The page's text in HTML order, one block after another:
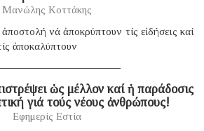
Μανώλης Κοττάκης
νά ἀποκρύπτουν τίς εἰδήσεις καί
ἀποκαλύπτουν
ὡς μέλλον καί ἡ παράδοσις
γιά τούς νέους ἀνθρώπους!
Εφημερίς Εστία